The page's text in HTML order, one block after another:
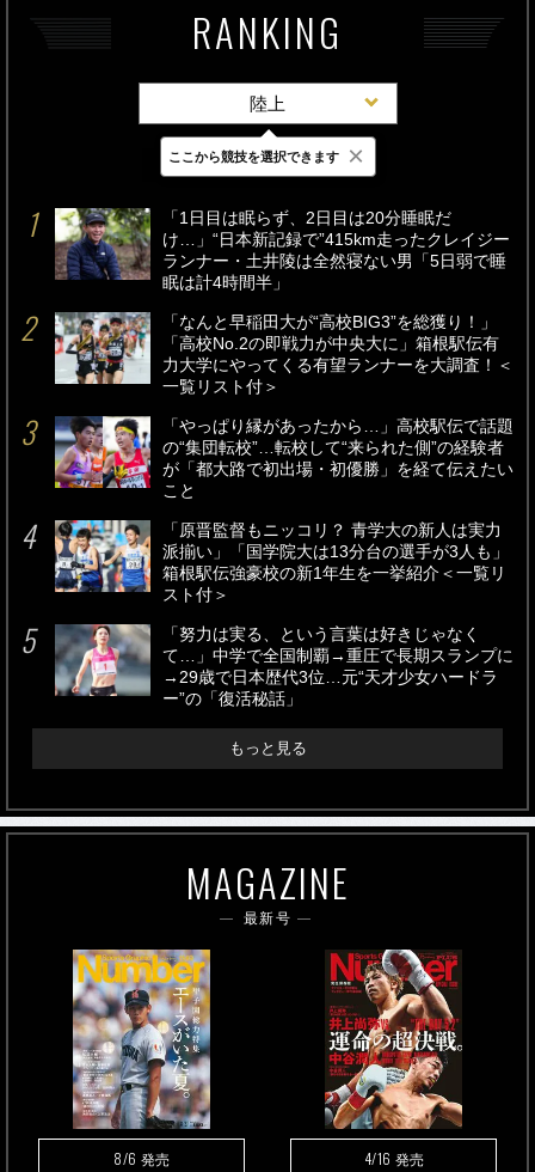
RANKING
陸上
最新 24時間 週間
「1日目は眠らず、2日目は20分睡眠だ
け…」“日本新記録で”415km走ったクレイジー
ランナー・土井陵は全然寝ない男「5日弱で睡
眠は計4時間半」
「なんと早稲田大が“高校BIG3”を総獲り！」
「高校No.2の即戦力が中央大に」箱根駅伝有
力大学にやってくる有望ランナーを大調査！＜
一覧リスト付＞
「やっぱり縁があったから…」高校駅伝で話題
の“集団転校”…転校して“来られた側”の経験者
が「都大路で初出場・初優勝」を経て伝えたい
こと
「原晋監督もニッコリ？ 青学大の新人は実力
派揃い」「国学院大は13分台の選手が3人も」
箱根駅伝強豪校の新1年生を一挙紹介＜一覧リ
スト付＞
「努力は実る、という言葉は好きじゃなく
て…」中学で全国制覇→重圧で長期スランプに
→29歳で日本歴代3位…元“天才少女ハードラ
ー”の「復活秘話」
もっと見る
MAGAZINE
最新号
8/6 発売 4/16 発売
ここから競技を選択できます ×